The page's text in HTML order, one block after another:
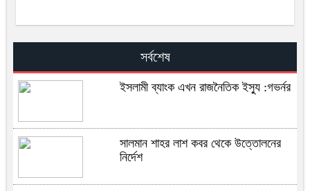
সর্বশেষ
ইসলামী ব্যাংক এখন রাজনৈতিক ইস্যু :গভর্নর
সালমান শাহর লাশ কবর থেকে উত্তোলনের
নির্দেশ